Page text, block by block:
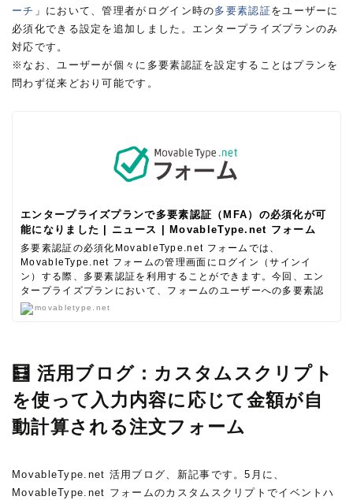
ーチ 」において、管理者がログイン時の多要素認証をユーザーに
必須化できる設定を追加しました。エンタープライズプランのみ
対応です。
※なお、ユーザーが個々に多要素認証を設定することはプランを
問わず従来どおり可能です。
エンタープライズプランで多要素認証（MFA）の必須化が可
能になりました | ニュース | MovableType.net フォーム
多要素認証の必須化MovableType.net フォームでは、
MovableType.net フォームの管理画面にログイン（サインイ
ン）する際、多要素認証を利用することができます。今回、エン
タープライズプランにおいて、フォームのユーザーへの多要素認
証（MFA）の設定を必須化できるようになりました。設定方法管
素認証を利用する | マニュアル | MovableType.net フォーム
movabletype.net
🧮 活用ブログ：カスタムスクリプト
を使って入力内容に応じて金額が自
動計算される注文フォーム
MovableType.net 活用ブログ、新記事です。5月に、
MovableType.net フォームのカスタムスクリプトでイベントハ